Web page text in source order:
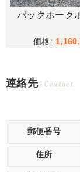
バックホーク
連絡先 Contact
郵便番号
住所